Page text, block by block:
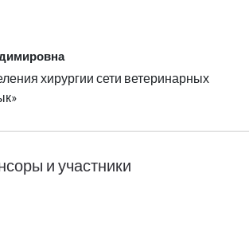
хирургии сети ветеринарных
и участники